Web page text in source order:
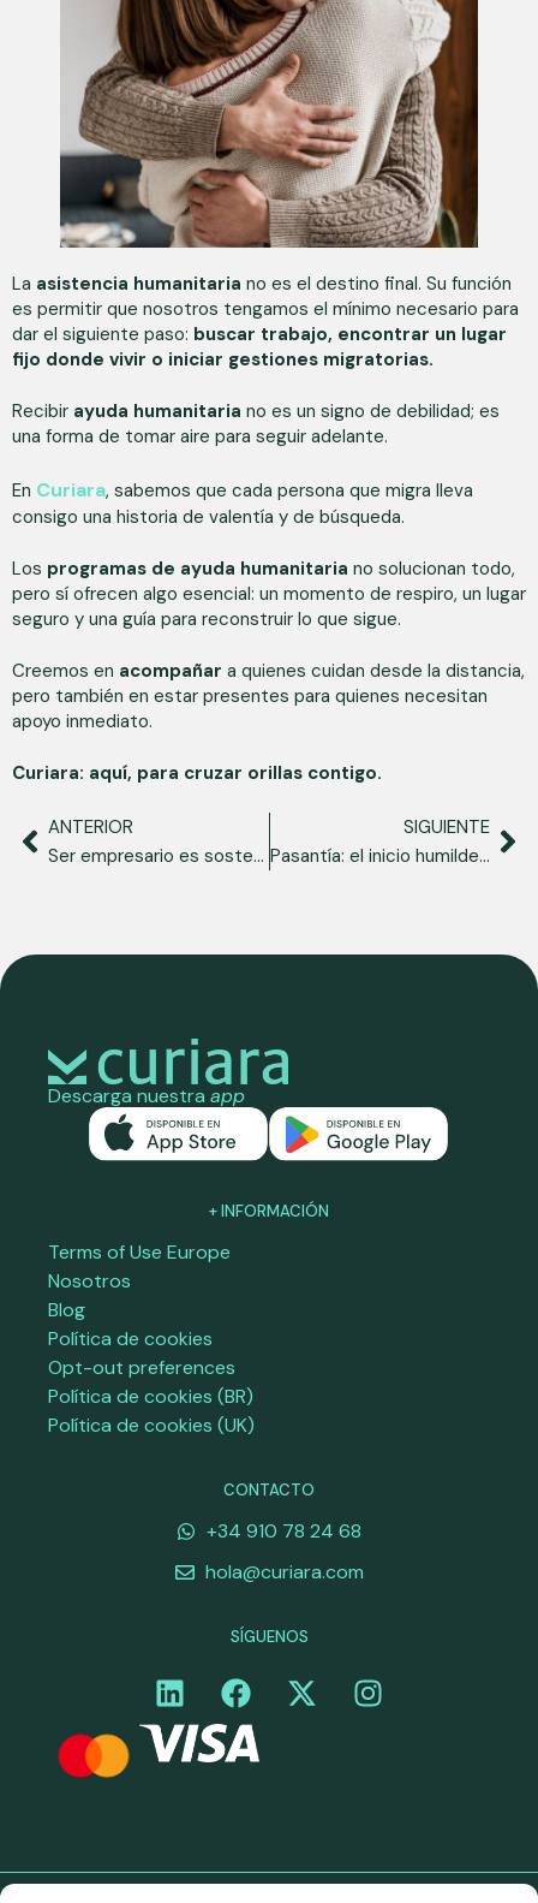
La asistencia humanitaria no es el destino final. Su función
es permitir que nosotros tengamos el mínimo necesario para
dar el siguiente paso: buscar trabajo, encontrar un lugar
fijo donde vivir o iniciar gestiones migratorias.
Recibir ayuda humanitaria no es un signo de debilidad; es
una forma de tomar aire para seguir adelante.
En Curiara, sabemos que cada persona que migra lleva
consigo una historia de valentía y de búsqueda.
Los programas de ayuda humanitaria no solucionan todo,
pero sí ofrecen algo esencial: un momento de respiro, un lugar
seguro y una guía para reconstruir lo que sigue.
Creemos en acompañar a quienes cuidan desde la distancia,
pero también en estar presentes para quienes necesitan
apoyo inmediato.
Curiara: aquí, para cruzar orillas contigo.
ANTERIOR
Ser empresario es sostener negocios y caminos
SIGUIENTE
Pasantía: el inicio humilde que abre puertas inmensas
Descarga nuestra app
+ INFORMACIÓN
Terms of Use Europe
Nosotros
Blog
Política de cookies
Opt-out preferences
Política de cookies (BR)
Política de cookies (UK)
CONTACTO
+34 910 78 24 68
hola@curiara.com
SÍGUENOS